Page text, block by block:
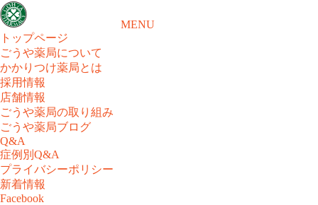
MENU
トップページ
ごうや薬局について
かかりつけ薬局とは
採用情報
店舗情報
ごうや薬局の取り組み
ごうや薬局ブログ
Q&A
症例別Q&A
プライバシーポリシー
新着情報
Facebook